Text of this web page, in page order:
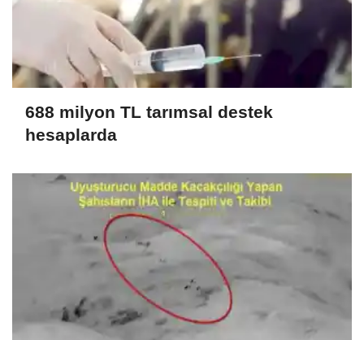
688 milyon TL tarımsal destek
hesaplarda